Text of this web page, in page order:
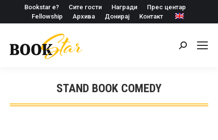
Bookstar е? Сите гости Награди
Прес центар
Fellowship
Архива Донирај Контакт
Search:
STAND BOOK COMEDY